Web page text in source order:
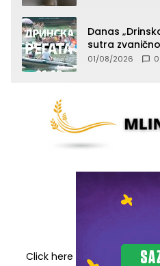
Danas
sutra
01/08/2026 0
Click here